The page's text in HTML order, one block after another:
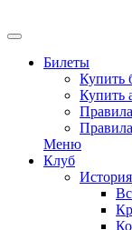
Билеты
Купить
Купить
Меню
Клуб
История